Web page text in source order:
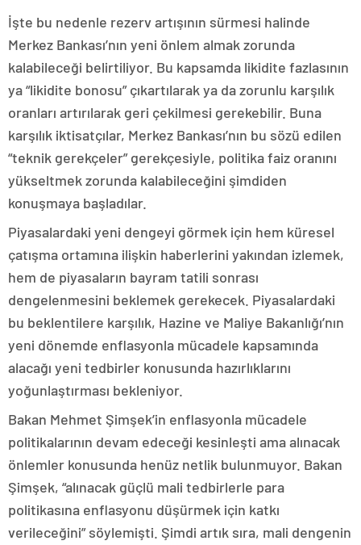
İşte bu nedenle rezerv artışının sürmesi halinde
Merkez Bankası’nın yeni önlem almak zorunda
kalabileceği belirtiliyor. Bu kapsamda likidite fazlasının
ya “likidite bonosu” çıkartılarak ya da zorunlu karşılık
oranları artırılarak geri çekilmesi gerekebilir. Buna
karşılık iktisatçılar, Merkez Bankası’nın bu sözü edilen
“teknik gerekçeler” gerekçesiyle, politika faiz oranını
yükseltmek zorunda kalabileceğini şimdiden
konuşmaya başladılar.
Piyasalardaki yeni dengeyi görmek için hem küresel
çatışma ortamına ilişkin haberlerini yakından izlemek,
hem de piyasaların bayram tatili sonrası
dengelenmesini beklemek gerekecek. Piyasalardaki
bu beklentilere karşılık, Hazine ve Maliye Bakanlığı’nın
yeni dönemde enflasyonla mücadele kapsamında
alacağı yeni tedbirler konusunda hazırlıklarını
yoğunlaştırması bekleniyor.
Bakan Mehmet Şimşek’in enflasyonla mücadele
politikalarının devam edeceği kesinleşti ama alınacak
önlemler konusunda henüz netlik bulunmuyor. Bakan
Şimşek, “alınacak güçlü mali tedbirlerle para
politikasına enflasyonu düşürmek için katkı
verileceğini” söylemişti. Şimdi artık sıra, mali dengenin